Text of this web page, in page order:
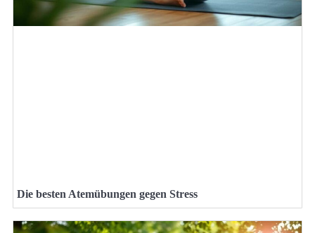
Die besten Atemübungen gegen Stress